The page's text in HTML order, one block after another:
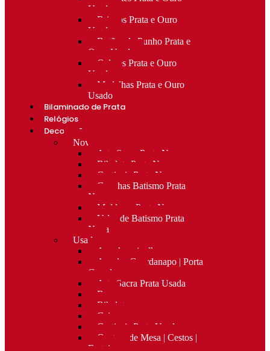
Usado
Brincos Prata e Ouro
Usado
Botões de Punho Prata e
Ouro Usado
Colares Prata e Ouro
Usado
Medalhas Prata e Ouro
Usado
Bilaminado de Prata
Relógios
Decoração
Novo
Arte Sacra Prata Nova
Bibelots Prata Nova
Castiçais Prata Nova
Conchas Batismo Prata
Nova
Molduras Prata Nova
Velas de Batismo Prata
Nova
Usado
Apanha migalhas
Argolas Guardanapo | Porta
Guardanapos
Arte Sacra Prata Usada
Bar
Bibelots
Caixas
Castiçais Prata Usada
Centros de Mesa | Cestos |
Fruteiras